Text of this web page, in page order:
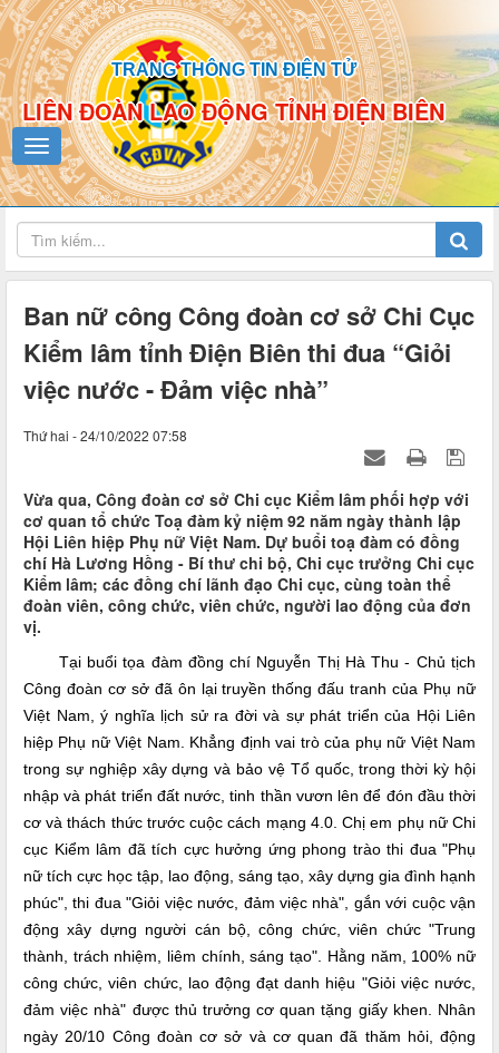
TRANG THÔNG TIN ĐIỆN TỬ
LIÊN ĐOÀN LAO ĐỘNG TỈNH ĐIỆN BIÊN
Ban nữ công Công đoàn cơ sở Chi Cục
Kiểm lâm tỉnh Điện Biên thi đua “Giỏi
việc nước - Đảm việc nhà”
Thứ hai - 24/10/2022 07:58
Vừa qua, Công đoàn cơ sở Chi cục Kiểm lâm phối hợp với
cơ quan tổ chức Toạ đàm kỷ niệm 92 năm ngày thành lập
Hội Liên hiệp Phụ nữ Việt Nam. Dự buổi toạ đàm có đồng
chí Hà Lương Hồng - Bí thư chi bộ, Chi cục trưởng Chi cục
Kiểm lâm; các đồng chí lãnh đạo Chi cục, cùng toàn thể
đoàn viên, công chức, viên chức, người lao động của đơn
vị.
Tại buổi tọa đàm đồng chí Nguyễn Thị Hà Thu - Chủ tịch
Công đoàn cơ sở đã ôn lại truyền thống đấu tranh của Phụ nữ
Việt Nam, ý nghĩa lịch sử ra đời và sự phát triển của Hội Liên
hiệp Phụ nữ Việt Nam. Khẳng định vai trò của phụ nữ Việt Nam
trong sự nghiệp xây dựng và bảo vệ Tổ quốc, trong thời kỳ hội
nhập và phát triển đất nước, tinh thần vươn lên để đón đầu thời
cơ và thách thức trước cuộc cách mạng 4.0. Chị em phụ nữ Chi
cục Kiểm lâm đã tích cực hưởng ứng phong trào thi đua "Phụ
nữ tích cực học tập, lao động, sáng tạo, xây dựng gia đình hạnh
phúc", thi đua "Giỏi việc nước, đảm việc nhà", gắn với cuộc vận
động xây dựng người cán bộ, công chức, viên chức "Trung
thành, trách nhiệm, liêm chính, sáng tạo". Hằng năm, 100% nữ
công chức, viên chức, lao động đạt danh hiệu "Giỏi việc nước,
đảm việc nhà" được thủ trưởng cơ quan tặng giấy khen. Nhân
ngày 20/10 Công đoàn cơ sở và cơ quan đã thăm hỏi, động